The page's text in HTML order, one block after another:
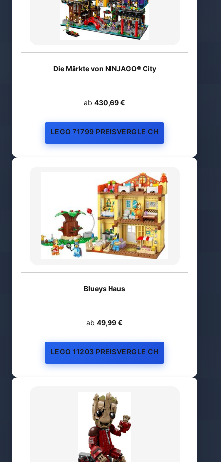
Die Märkte von NINJAGO® City
ab 430,69 €
LEGO 71799 PREISVERGLEICH
Blueys Haus
ab 49,99 €
LEGO 11203 PREISVERGLEICH